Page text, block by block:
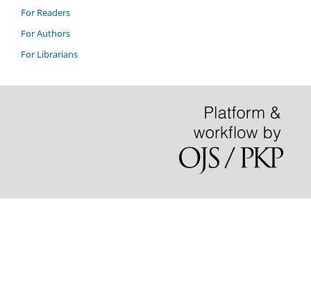
For Readers
For Authors
For Librarians